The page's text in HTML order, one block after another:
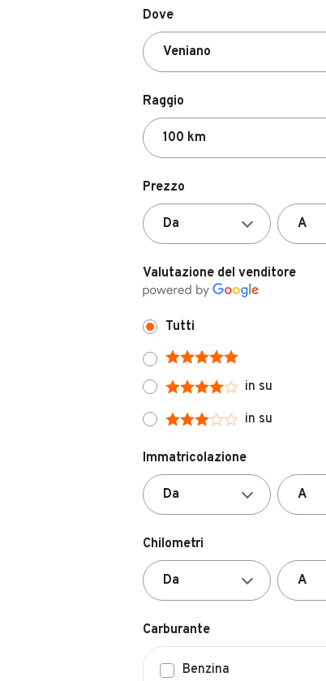
Dove
Raggio
Prezzo
Valutazione del venditore
Tutti
in su
in su
Immatricolazione
Chilometri
Carburante
Benzina